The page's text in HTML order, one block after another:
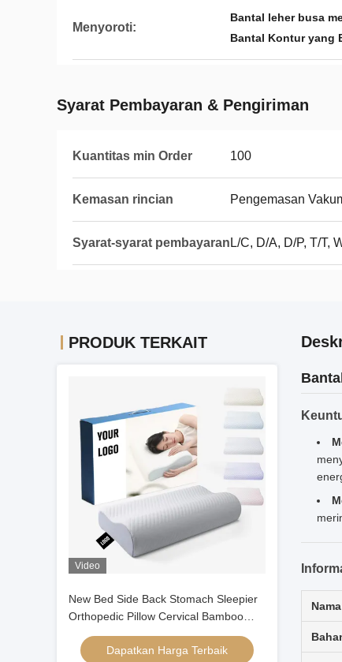
Menyoroti:
Bantal leher busa
Bantal Kontur yang
Syarat Pembayaran & Pengiriman
Kuantitas min Order 100
Kemasan rincian Pengemasan
Syarat-syarat pembayaran L/C, D/A, D/P, T/T,
PRODUK TERKAIT
Video
New Bed Side Back Stomach Sleepier
Orthopedic Pillow Cervical Bamboo
Contour Ergonomic Memory Foam
Pillow Kepala Orthopedic
Dapatkan Harga Terbaik